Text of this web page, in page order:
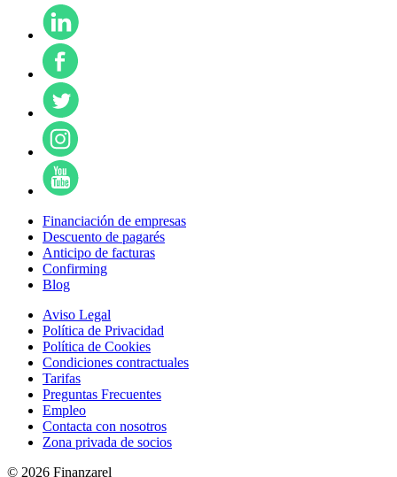
Financiación de empresas
Descuento de pagarés
Anticipo de facturas
Confirming
Blog
Aviso Legal
Política de Privacidad
Política de Cookies
Condiciones contractuales
Tarifas
Preguntas Frecuentes
Empleo
Contacta con nosotros
Zona privada de socios
© 2026 Finanzarel